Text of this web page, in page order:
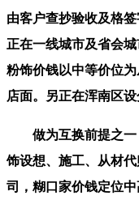
由客户查抄验收及格
正在一线城市及省会
粉饰价钱以中等价位
店面。另正在浑南区设
做为互换前提之一
饰设想、施工、从材
司，糊口家价钱定位